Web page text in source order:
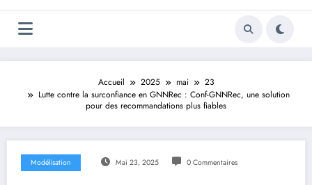
Accueil 2025 mai
23
Lutte contre la surconfiance en GNNRec : Conf-GNNRec, une solution
pour des recommandations plus fiables
Modélisation Mai 23, 2025 0 Commentaires